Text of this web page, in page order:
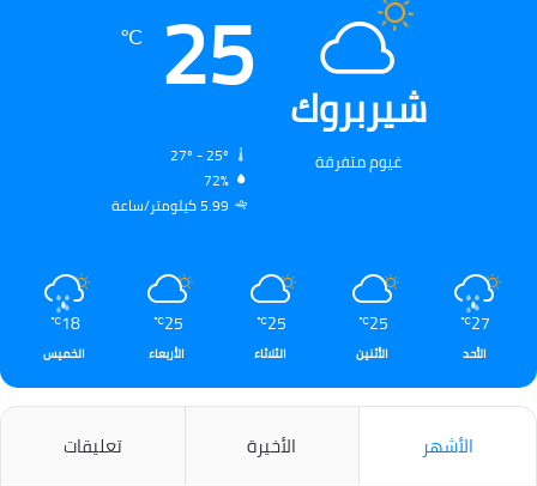
شيربروك
غيوم متفرقة
25
℃
72%
5.99 كيلومتر/ساعة
27
℃
الأحد
25
℃
الأثنين
25
℃
الثلاثاء
25
℃
الأربعاء
18
℃
الخميس
الأشهر الأخيرة تعليقات